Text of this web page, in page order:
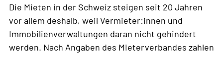
Die Mieten in der Schweiz steigen seit 20 Jahren
vor allem deshalb, weil Vermieter:innen und
Immobilienverwaltungen daran nicht gehindert
werden. Nach Angaben des Mieterverbandes zahlen